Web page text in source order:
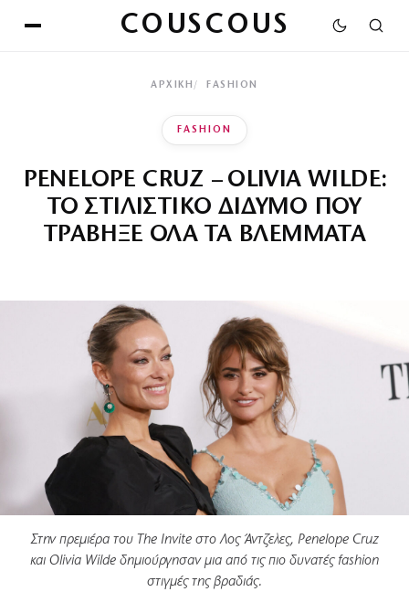
COUSCOUS
ΑΡΧΙΚΉ FASHION
FASHION
PENELOPE CRUZ – OLIVIA WILDE:
ΤΟ ΣΤΙΛΙΣΤΙΚΟ ΔΙΔΥΜΟ ΠΟΥ
ΤΡΑΒΗΞΕ ΟΛΑ ΤΑ ΒΛΕΜΜΑΤΑ
Στην πρεμιέρα του The Invite στο Λος Άντζελες, Penelope Cruz
και Olivia Wilde δημιούργησαν μια από τις πιο δυνατές fashion
στιγμές της βραδιάς.